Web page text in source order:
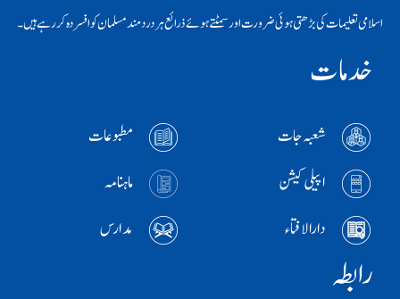
اسلامی تعلیمات کی بڑھتی ہوئی ضرورت اور سمٹتے ہوئے ذرائع ہر دردمند مسلمان کو افسردہ کر رہے ہیں۔
خدمات
شعبہ جات
مطبوعات
اپیلی کیشن
ماہنامہ
دارالافتاء
مدارس
رابطہ